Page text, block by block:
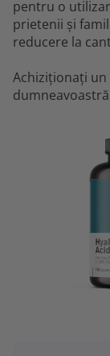
pentru o
prietenii și
reducere la
Achiziționați un